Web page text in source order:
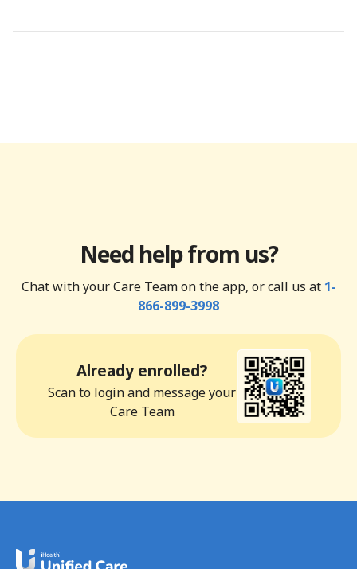
Need help from us?
Chat with your Care Team on the app, or call us at 1-
866-899-3998
Already enrolled?
Scan to login and message your
Care Team